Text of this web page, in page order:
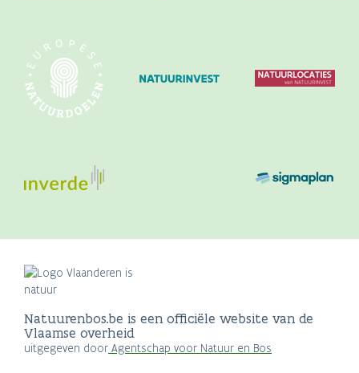
Natuurenbos.be is een officiële website van de
Vlaamse overheid
uitgegeven door Agentschap voor Natuur en Bos